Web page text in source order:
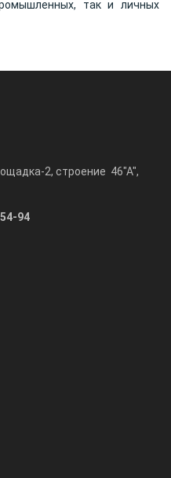
так и личных
2, строение 46"А",
94